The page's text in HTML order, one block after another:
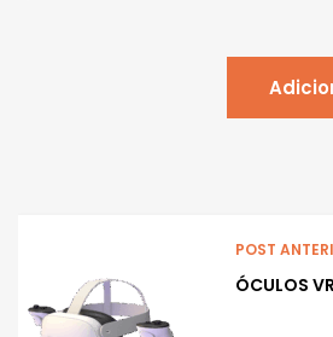
POST
ÓCULOS VR